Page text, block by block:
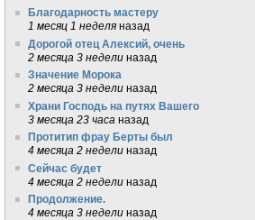
Благодарность мастеру
1 месяц 1 неделя назад
Дорогой отец Алексий, очень
2 месяца 3 недели назад
Значение Морока
2 месяца 3 недели назад
Храни Господь на путях Вашего
3 месяца 23 часа назад
Протитип фрау Берты был
4 месяца 2 недели назад
Сейчас будет
4 месяца 2 недели назад
Продолжение.
4 месяца 3 недели назад